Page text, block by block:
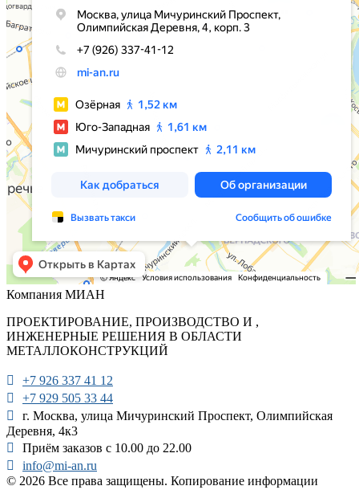
Компания МИАН
ПРОЕКТИРОВАНИЕ, ПРОИЗВОДСТВО И ,
ИНЖЕНЕРНЫЕ РЕШЕНИЯ В ОБЛАСТИ
МЕТАЛЛОКОНСТРУКЦИЙ
+7 926 337 41 12
+7 929 505 33 44
г. Москва, улица Мичуринский Проспект, Олимпийская
Деревня, 4к3
Приём заказов с 10.00 до 22.00
info@mi-an.ru
© 2026 Все права защищены. Копирование информации